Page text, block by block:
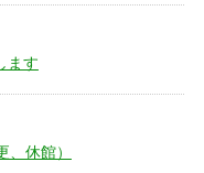
ます
休館）